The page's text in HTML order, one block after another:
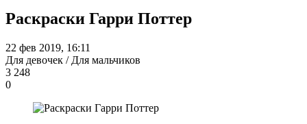
Раскраски Гарри Поттер
22 фев 2019, 16:11
Для девочек / Для мальчиков
3 248
0